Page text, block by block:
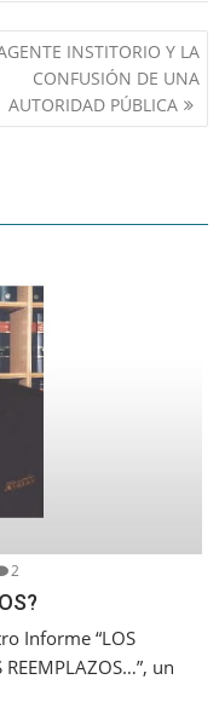
INSTITORIO Y LA
CONFUSIÓN DE UNA
AUTORIDAD PÚBLICA
2
Informe “LOS
REEMPLAZOS…”, un